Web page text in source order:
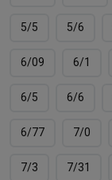
5/5 5/6
6/09 6/1
6/5 6/6
6/77 7/0
7/3 7/31